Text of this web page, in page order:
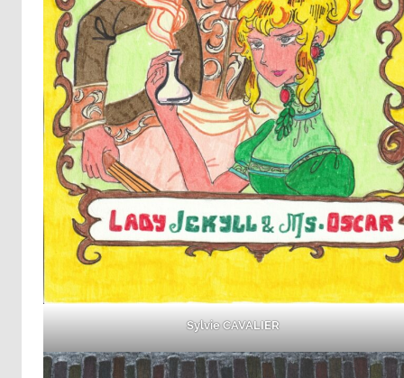
Sylvie CAVALIER